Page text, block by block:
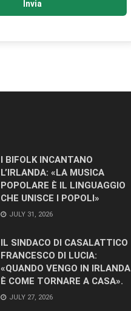
Invia
I BIFOLK INCANTANO
L’IRLANDA: «LA MUSICA
POPOLARE È IL LINGUAGGIO
CHE UNISCE I POPOLI»
JULY 31, 2026
IL SINDACO DI CASALATTICO
FRANCESCO DI LUCIA:
«QUANDO VENGO IN IRLANDA
È COME TORNARE A CASA».
JULY 27, 2026